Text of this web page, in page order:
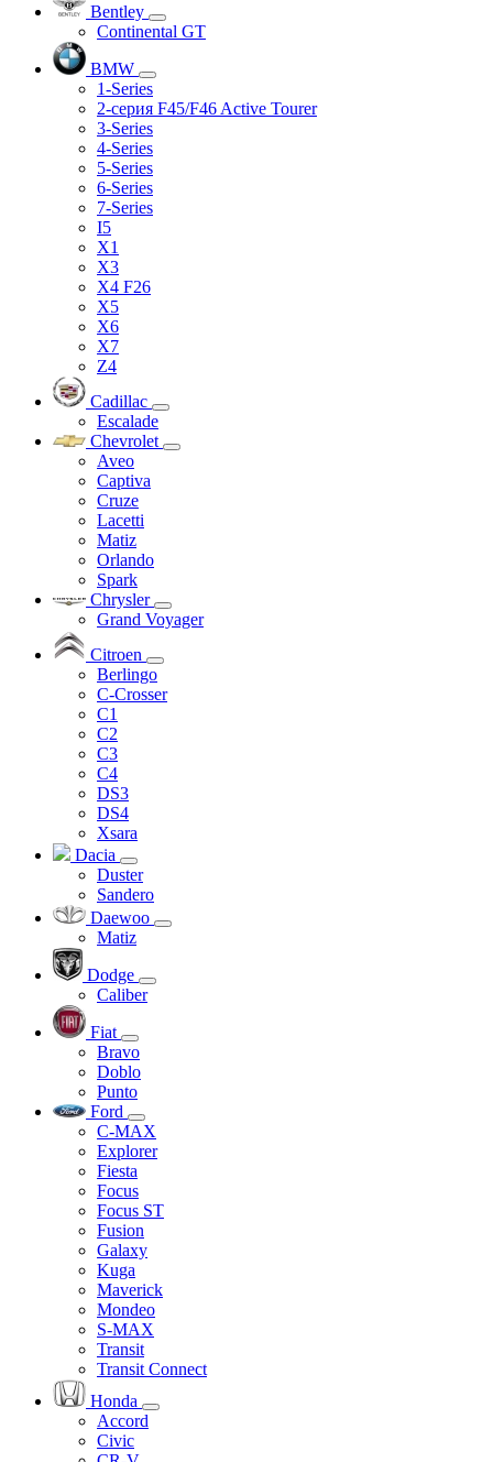
Bentley
Continental GT
BMW
1-Series
2-серия F45/F46 Active Tourer
3-Series
4-Series
5-Series
6-Series
7-Series
I5
X1
X3
X4 F26
X5
X6
X7
Z4
Cadillac
Escalade
Chevrolet
Aveo
Captiva
Cruze
Lacetti
Matiz
Orlando
Spark
Chrysler
Grand Voyager
Citroen
Berlingo
C-Crosser
C1
C2
C3
C4
DS3
DS4
Xsara
Dacia
Duster
Sandero
Daewoo
Matiz
Dodge
Caliber
Fiat
Bravo
Doblo
Punto
Ford
C-MAX
Explorer
Fiesta
Focus
Focus ST
Fusion
Galaxy
Kuga
Maverick
Mondeo
S-MAX
Transit
Transit Connect
Honda
Accord
Civic